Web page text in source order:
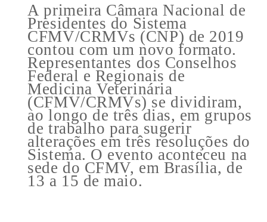
A primeira Câmara Nacional de
Presidentes do Sistema
CFMV/CRMVs (CNP) de 2019
contou com um novo formato.
Representantes dos Conselhos
Federal e Regionais de
Medicina Veterinária
(CFMV/CRMVs) se dividiram,
ao longo de três dias, em grupos
de trabalho para sugerir
alterações em três resoluções do
Sistema. O evento aconteceu na
sede do CFMV, em Brasília, de
13 a 15 de maio.